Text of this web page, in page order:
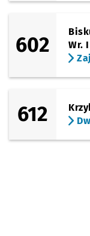
602
Wr. I
612